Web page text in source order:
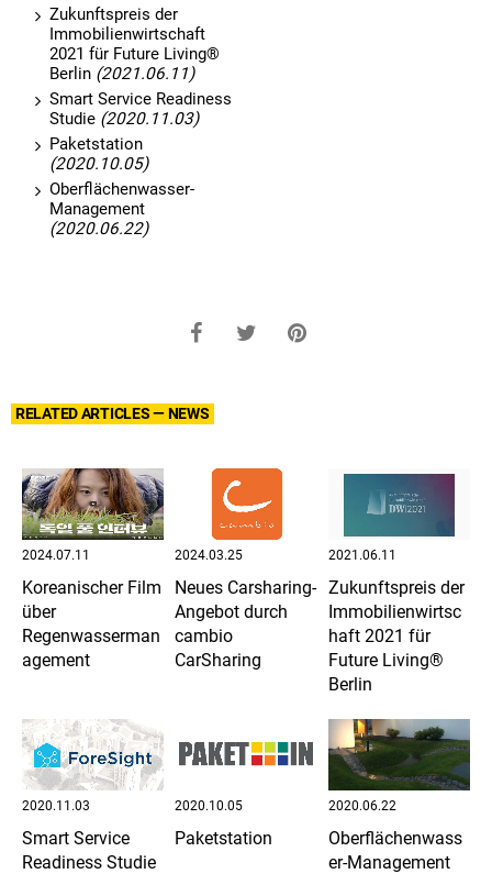
Zukunftspreis der
Immobilienwirtschaft
2021 für Future Living®
Berlin (2021.06.11)
Smart Service Readiness
Studie (2020.11.03)
Paketstation
(2020.10.05)
Oberflächenwasser-
Management
(2020.06.22)
RELATED ARTICLES — NEWS
2024.07.11
Koreanischer Film
über
Regenwasserman
agement
2024.03.25
Neues Carsharing-
Angebot durch
cambio
CarSharing
2021.06.11
Zukunftspreis der
Immobilienwirtsc
haft 2021 für
Future Living®
Berlin
2020.11.03
Smart Service
Readiness Studie
2020.10.05
Paketstation
2020.06.22
Oberflächenwass
er-Management